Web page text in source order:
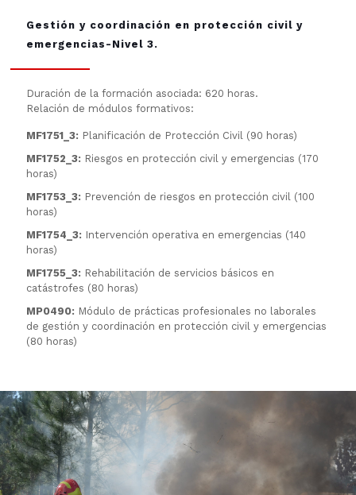
Gestión y coordinación en protección civil y
emergencias-Nivel 3.
Duración de la formación asociada: 620 horas.
Relación de módulos formativos:
MF1751_3: Planificación de Protección Civil (90 horas)
MF1752_3: Riesgos en protección civil y emergencias (170
horas)
MF1753_3: Prevención de riesgos en protección civil (100
horas)
MF1754_3: Intervención operativa en emergencias (140
horas)
MF1755_3: Rehabilitación de servicios básicos en
catástrofes (80 horas)
MP0490: Módulo de prácticas profesionales no laborales
de gestión y coordinación en protección civil y emergencias
(80 horas)